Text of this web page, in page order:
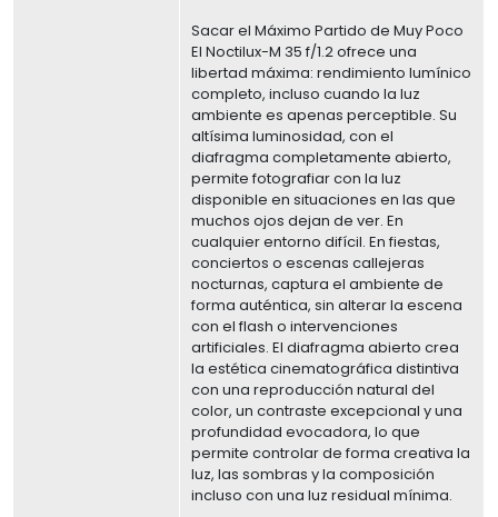
Sacar el Máximo Partido de Muy Poco
El Noctilux-M 35 f/1.2 ofrece una
libertad máxima: rendimiento lumínico
completo, incluso cuando la luz
ambiente es apenas perceptible. Su
altísima luminosidad, con el
diafragma completamente abierto,
permite fotografiar con la luz
disponible en situaciones en las que
muchos ojos dejan de ver. En
cualquier entorno difícil. En fiestas,
conciertos o escenas callejeras
nocturnas, captura el ambiente de
forma auténtica, sin alterar la escena
con el flash o intervenciones
artificiales. El diafragma abierto crea
la estética cinematográfica distintiva
con una reproducción natural del
color, un contraste excepcional y una
profundidad evocadora, lo que
permite controlar de forma creativa la
luz, las sombras y la composición
incluso con una luz residual mínima.